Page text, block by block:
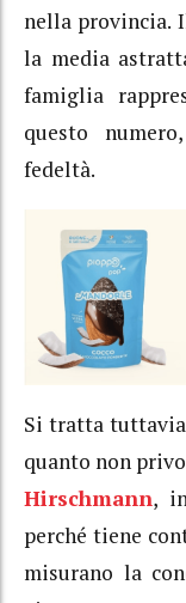
nella provincia.
la media
famiglia
questo
fedeltà.
Si tratta
quanto non
Hirschmann,
perché tiene
misurano la